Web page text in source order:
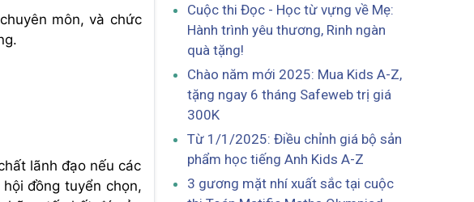
môn, và chức
lãnh đạo nếu các
đồng tuyển chọn,
Cuộc thi Đọc - Học từ vựng về Mẹ:
Hành trình yêu thương, Rinh ngàn
quà tặng!
Chào năm mới 2025: Mua Kids A-Z,
tặng ngay 6 tháng Safeweb trị giá
300K
Từ 1/1/2025: Điều chỉnh giá bộ sản
phẩm học tiếng Anh Kids A-Z
3 gương mặt nhí xuất sắc tại cuộc